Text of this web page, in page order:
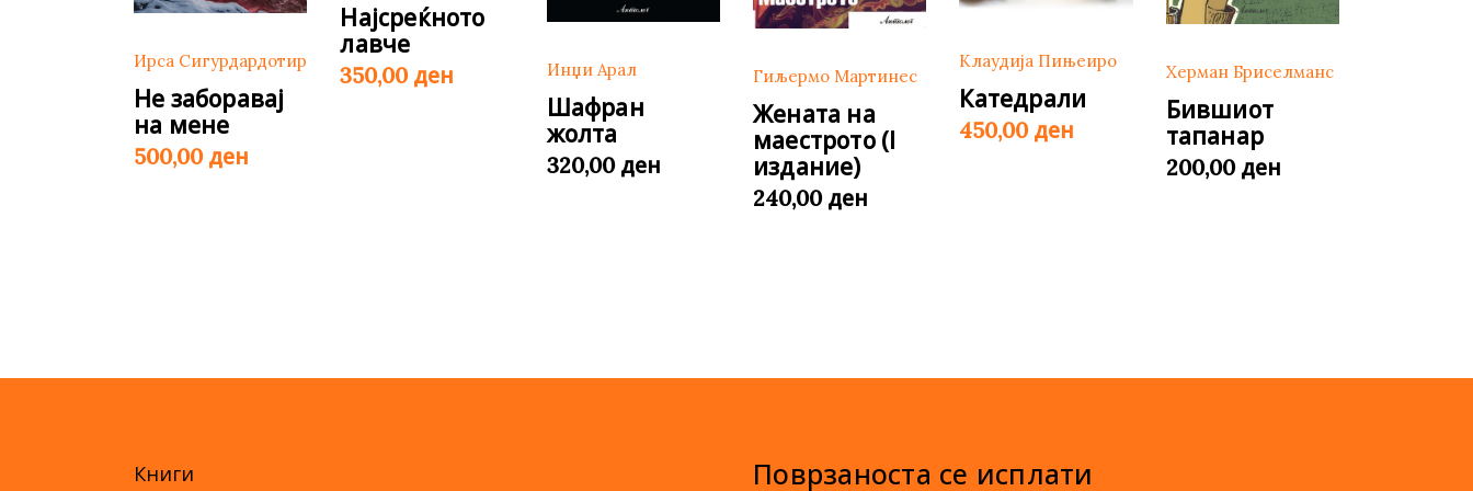
Ирса Сигурдардотир
Не заборавај
на мене
500,00 ден
Најсреќното
лавче
350,00 ден Инџи Арал
Шафран
жолта
320,00 ден
Гиљермо Мартинес
Жената на
маестрото (I
издание)
240,00 ден
Клаудија Пињеиро
Катедрали
450,00 ден
Херман Бриселманс
Бившиот
тапанар
200,00 ден
Книги Поврзаноста се исплати